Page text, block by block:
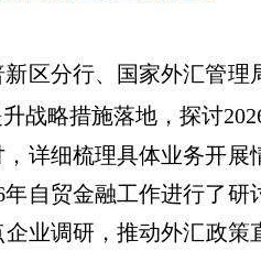
区分行、国家外汇管理
战略措施落地，探讨
详细梳理具体业务开
年自贸金融工作进行了研
业调研，推动外汇政策